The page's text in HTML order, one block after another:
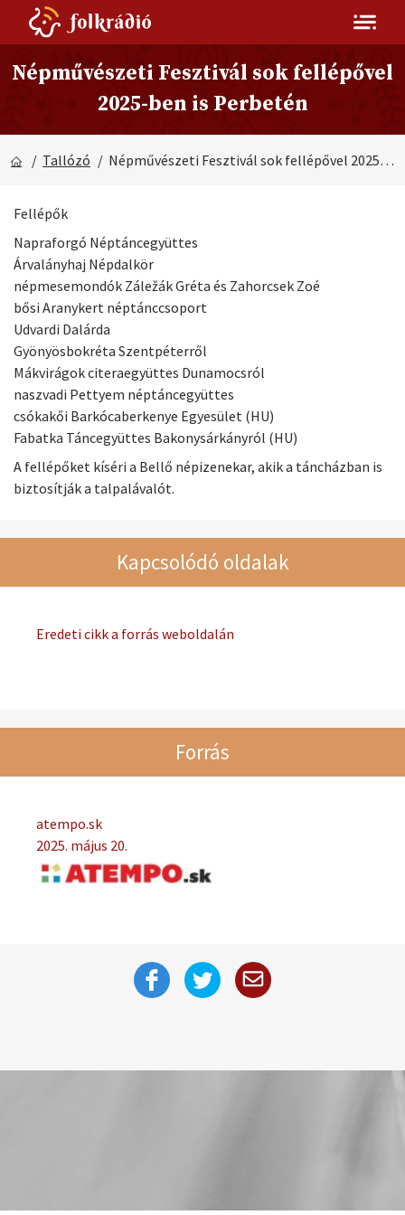
Népművészeti Fesztivál sok fellépővel
2025-ben is Perbetén
/ Tallózó / Népművészeti Fesztivál sok fellépővel 2025-ben is Perbetén
Fellépők
Napraforgó Néptáncegyüttes
Árvalányhaj Népdalkör
népmesemondók Záležák Gréta és Zahorcsek Zoé
bősi Aranykert néptánccsoport
Udvardi Dalárda
Gyönyösbokréta Szentpéterről
Mákvirágok citeraegyüttes Dunamocsról
naszvadi Pettyem néptáncegyüttes
csókakői Barkócaberkenye Egyesület (HU)
Fabatka Táncegyüttes Bakonysárkányról (HU)
A fellépőket kíséri a Bellő népizenekar, akik a táncházban is
biztosítják a talpalávalót.
Kapcsolódó oldalak
Eredeti cikk a forrás weboldalán
Forrás
atempo.sk
2025. május 20.